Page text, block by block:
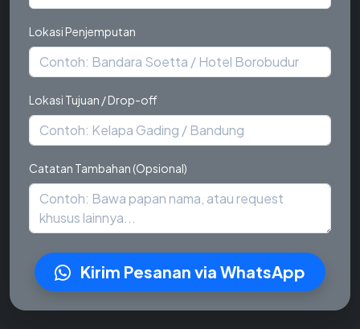
Lokasi Penjemputan
Lokasi Tujuan / Drop-off
Catatan Tambahan (Opsional)
Kirim Pesanan via WhatsApp